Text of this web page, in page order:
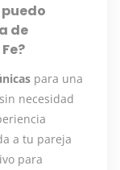
de
para una
necesidad
a tu pareja
para